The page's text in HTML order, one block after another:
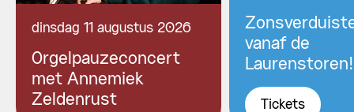
dinsdag 11 augustus 2026
Orgelpauzeconcert
met Annemiek
Zeldenrust
vanaf de
Laurenstoren!
Tickets